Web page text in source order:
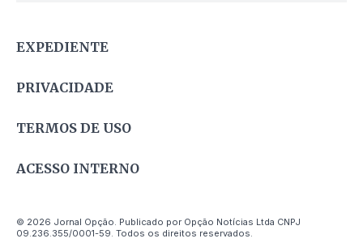
EXPEDIENTE
PRIVACIDADE
TERMOS DE USO
ACESSO INTERNO
© 2026 Jornal Opção. Publicado por Opção Notícias Ltda CNPJ
09.236.355/0001-59. Todos os direitos reservados.